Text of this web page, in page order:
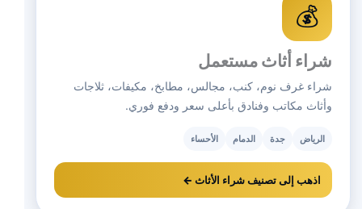
💰
شراء أثاث مستعمل
شراء غرف نوم، كنب، مجالس، مطابخ، مكيفات، ثلاجات
وأثاث مكاتب وفنادق بأعلى سعر ودفع فوري.
الرياض جدة الدمام الأحساء
اذهب إلى تصنيف شراء الأثاث ←